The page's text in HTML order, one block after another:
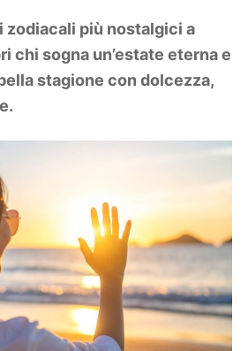
zodiacali più nostalgici a
chi sogna un’estate eterna e
stagione con dolcezza,